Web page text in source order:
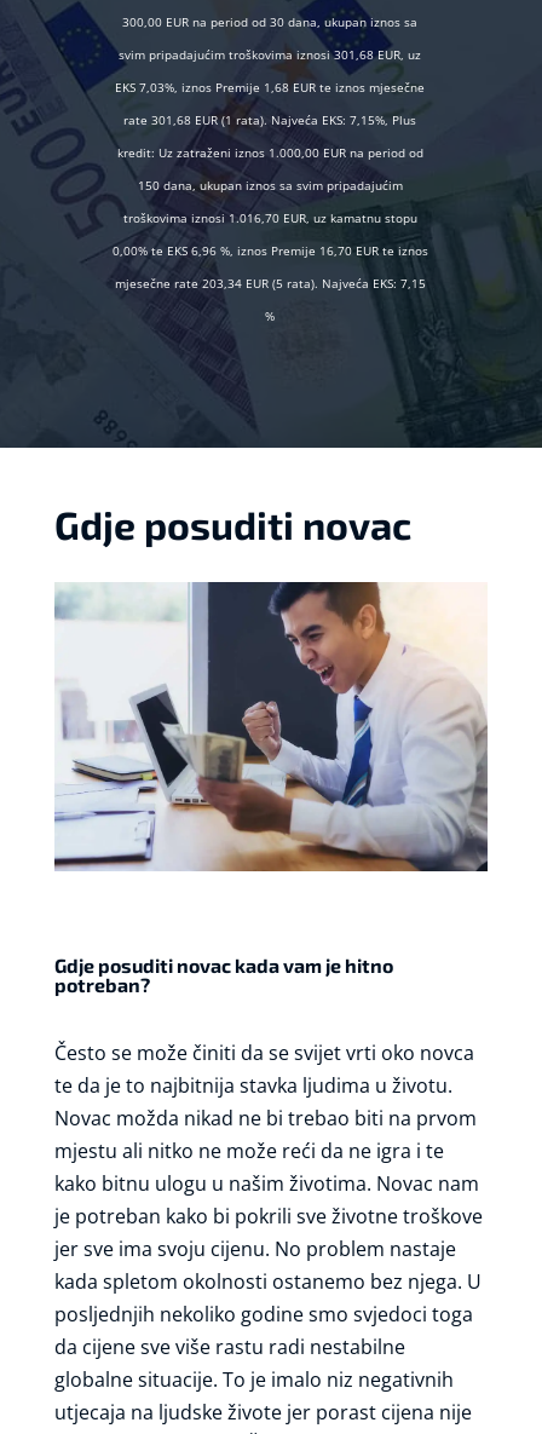
300,00 EUR na period od 30 dana, ukupan iznos sa
svim pripadajućim troškovima iznosi 301,68 EUR, uz
EKS 7,03%, iznos Premije 1,68 EUR te iznos mjesečne
rate 301,68 EUR (1 rata). Najveća EKS: 7,15%, Plus
kredit: Uz zatraženi iznos 1.000,00 EUR na period od
150 dana, ukupan iznos sa svim pripadajućim
troškovima iznosi 1.016,70 EUR, uz kamatnu stopu
0,00% te EKS 6,96 %, iznos Premije 16,70 EUR te iznos
mjesečne rate 203,34 EUR (5 rata). Najveća EKS: 7,15
%
Gdje posuditi novac
Gdje posuditi novac kada vam je hitno
potreban?
Često se može činiti da se svijet vrti oko novca
te da je to najbitnija stavka ljudima u životu.
Novac možda nikad ne bi trebao biti na prvom
mjestu ali nitko ne može reći da ne igra i te
kako bitnu ulogu u našim životima. Novac nam
je potreban kako bi pokrili sve životne troškove
jer sve ima svoju cijenu. No problem nastaje
kada spletom okolnosti ostanemo bez njega. U
posljednjih nekoliko godine smo svjedoci toga
da cijene sve više rastu radi nestabilne
globalne situacije. To je imalo niz negativnih
utjecaja na ljudske živote jer porast cijena nije